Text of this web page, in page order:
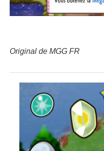
Original de MGG FR